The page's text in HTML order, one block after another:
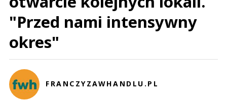
"Przed nami intensywny
okres"
FRANCZYZAWHANDLU.PL